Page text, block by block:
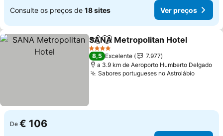
Consulte os preços de 18 sites Ver preços
PartilharAdicionar aos favoritos
SANA Metropolitan Hotel
4 Estrelas
8,5 Excelente
7.977
a 3.9 km de Aeroporto Humberto Delgado
Sabores portugueses no Astrolábio
De € 106